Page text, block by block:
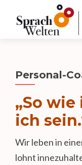
Personal-
„So
ich
Wir leben in
lohnt